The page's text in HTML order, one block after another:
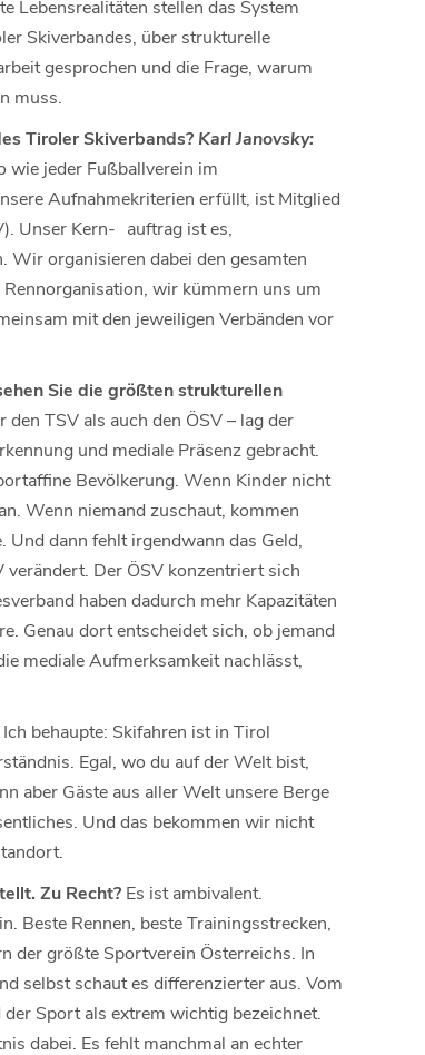
Lebensrealitäten stellen das System
Skiverbandes, über strukturelle
gesprochen und die Frage, warum
muss.
Tiroler Skiverbands? Karl Janovsky:
wie jeder Fußballverein im
Aufnahmekriterien erfüllt, ist Mitglied
Unser Kern- auftrag ist es,
Wir organisieren dabei den gesamten
wir kümmern uns um
mit den jeweiligen Verbänden vor
Sie die größten strukturellen
TSV als auch den ÖSV – lag der
und mediale Präsenz gebracht.
Bevölkerung. Wenn Kinder nicht
Wenn niemand zuschaut, kommen
dann fehlt irgendwann das Geld,
Der ÖSV konzentriert sich
haben dadurch mehr Kapazitäten
Genau dort entscheidet sich, ob jemand
mediale Aufmerksamkeit nachlässt,
Ich behaupte: Skifahren ist in Tirol
Egal, wo du auf der Welt bist,
aber Gäste aus aller Welt unsere Berge
Und das bekommen wir nicht
Zu Recht? Es ist ambivalent.
Beste Rennen, beste Trainingsstrecken,
der größte Sportverein Österreichs. In
selbst schaut es differenzierter aus. Vom
Sport als extrem wichtig bezeichnet.
dabei. Es fehlt manchmal an echter